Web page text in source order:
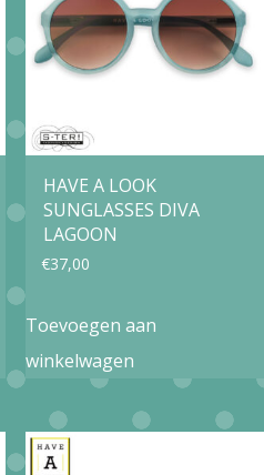
HAVE A LOOK
SUNGLASSES DIVA
LAGOON
€37,00
Toevoegen aan
winkelwagen